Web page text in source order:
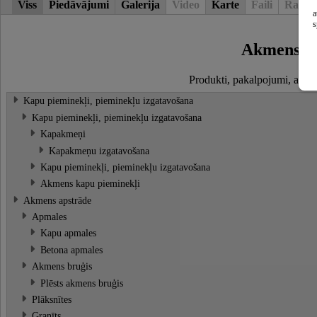
Viss Piedāvājumi Galerija Video Karte Faili Raksti
Akmens
Produkti, pakalpojumi,
Kapu pieminekļi, pieminekļu izgatavošana
Kapu pieminekļi, pieminekļu izgatavošana
Kapakmeņi
Kapakmeņu izgatavošana
Kapu pieminekļi, pieminekļu izgatavošana
Akmens kapu pieminekļi
Akmens apstrāde
Apmales
Kapu apmales
Betona apmales
Akmens bruģis
Plēsts akmens bruģis
Plāksnītes